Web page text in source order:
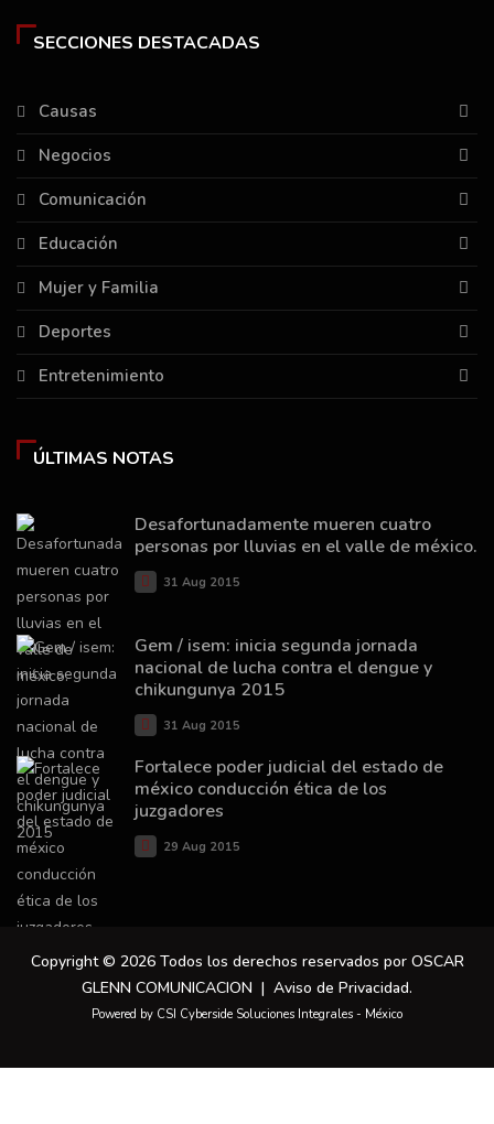
SECCIONES DESTACADAS
Causas
Negocios
Comunicación
Educación
Mujer y Familia
Deportes
Entretenimiento
ÚLTIMAS NOTAS
Desafortunadamente mueren cuatro
personas por lluvias en el valle de méxico.
31 Aug 2015
Gem / isem: inicia segunda jornada
nacional de lucha contra el dengue y
chikungunya 2015
31 Aug 2015
Fortalece poder judicial del estado de
méxico conducción ética de los
juzgadores
29 Aug 2015
Copyright © 2026 Todos los derechos reservados por OSCAR
GLENN COMUNICACION | Aviso de Privacidad.
Powered by CSI Cyberside Soluciones Integrales - México